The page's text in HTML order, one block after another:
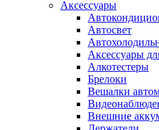
Аксессуары
Aвтосвет
Аксессуары
Алкотестеры
Брелоки
Вешалки
Внешние